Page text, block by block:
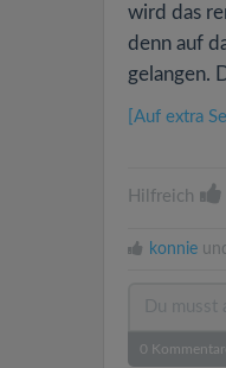
wird das
denn auf
gelangen.
[Auf extra
Hilfreich
konnie und
0